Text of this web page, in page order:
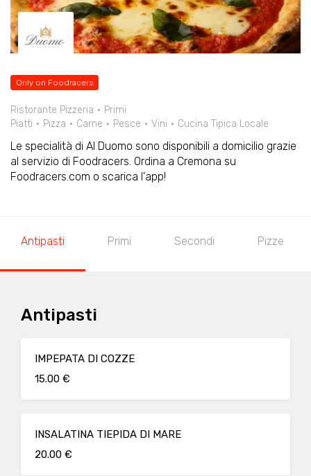
Only on Foodracers
Ristorante Pizzeria
Primi
Piatti
Pizza Carne Pesce Vini Cucina Tipica Locale
Le specialità di Al Duomo sono disponibili a domicilio grazie
al servizio di Foodracers. Ordina a Cremona su
Foodracers.com o scarica l'app!
Antipasti Primi Secondi Pizze
Antipasti
IMPEPATA DI COZZE
15.00 €
INSALATINA TIEPIDA DI MARE
20.00 €